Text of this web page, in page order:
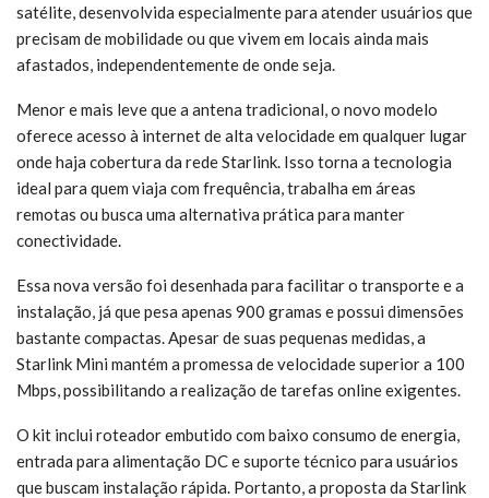
satélite, desenvolvida especialmente para atender usuários que
precisam de mobilidade ou que vivem em locais ainda mais
afastados, independentemente de onde seja.
Menor e mais leve que a antena tradicional, o novo modelo
oferece acesso à internet de alta velocidade em qualquer lugar
onde haja cobertura da rede Starlink. Isso torna a tecnologia
ideal para quem viaja com frequência, trabalha em áreas
remotas ou busca uma alternativa prática para manter
conectividade.
Essa nova versão foi desenhada para facilitar o transporte e a
instalação, já que pesa apenas 900 gramas e possui dimensões
bastante compactas. Apesar de suas pequenas medidas, a
Starlink Mini mantém a promessa de velocidade superior a 100
Mbps, possibilitando a realização de tarefas online exigentes.
O kit inclui roteador embutido com baixo consumo de energia,
entrada para alimentação DC e suporte técnico para usuários
que buscam instalação rápida. Portanto, a proposta da Starlink